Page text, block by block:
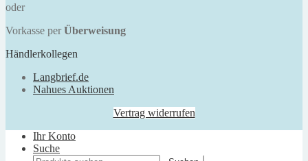
oder
Vorkasse per Überweisung
Händlerkollegen
Langbrief.de
Nahues Auktionen
Vertrag widerrufen
Ihr Konto
Suche